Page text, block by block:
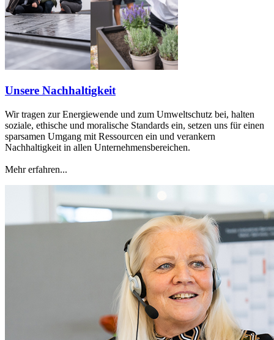
Unsere Nachhaltigkeit
Wir tragen zur Energiewende und zum Umweltschutz bei, halten
soziale, ethische und moralische Standards ein, setzen uns für einen
sparsamen Umgang mit Ressourcen ein und verankern
Nachhaltigkeit in allen Unternehmensbereichen.
Mehr erfahren...